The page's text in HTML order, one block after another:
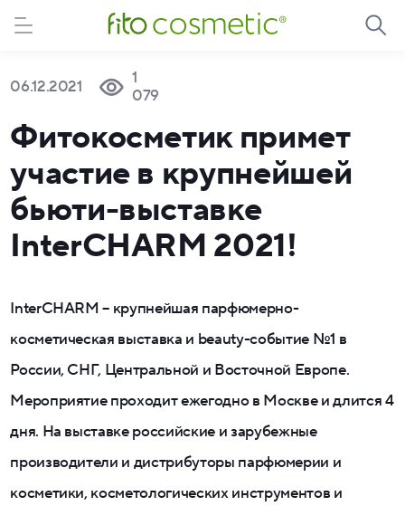
06.12.2021
1
079
Фитокосметик примет
участие в крупнейшей
бьюти-выставке
InterCHARM 2021!
InterCHARM – крупнейшая парфюмерно-
косметическая выставка и beauty-событие №1 в
России, СНГ, Центральной и Восточной Европе.
Мероприятие проходит ежегодно в Москве и длится 4
дня. На выставке российские и зарубежные
производители и дистрибуторы парфюмерии и
косметики, косметологических инструментов и